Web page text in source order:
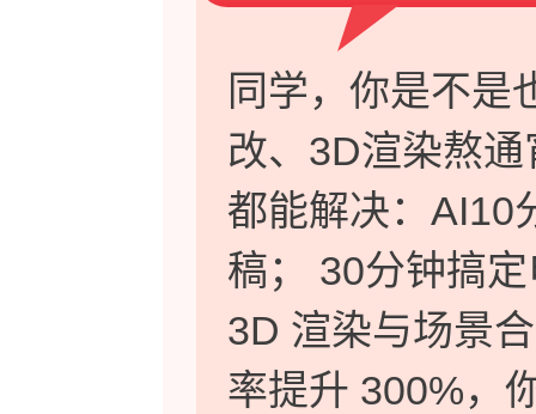
同学，你是不是
改、3D渲染熬
都能解决：AI10
稿； 30分钟搞
3D 渲染与场景
率提升 300%，